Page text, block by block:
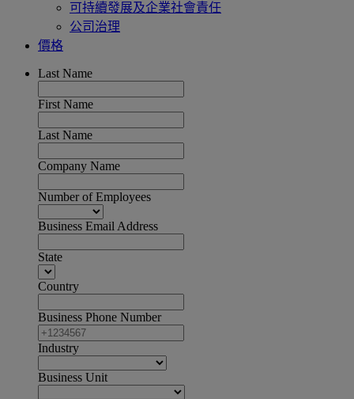
可持續發展及企業社會責任
公司治理
價格
Last Name
First Name
Last Name
Company Name
Number of Employees
Business Email Address
State
Country
Business Phone Number
Industry
Business Unit